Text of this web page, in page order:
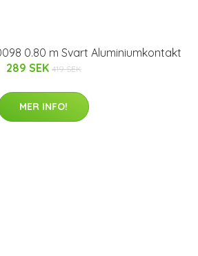
0.80 m Svart Aluminiumkontakt
289 SEK 419 SEK
MER INFO!